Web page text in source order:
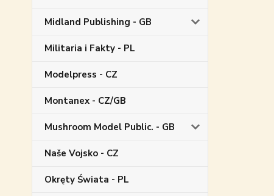
Midland Publishing - GB
Militaria i Fakty - PL
Modelpress - CZ
Montanex - CZ/GB
Mushroom Model Public. - GB
Naše Vojsko - CZ
Okręty Świata - PL